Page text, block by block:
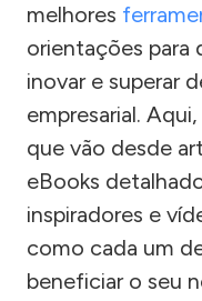
melhores
orientações para
inovar e superar
empresarial.
que vão desde
eBooks
inspiradores e
como cada um
beneficiar o seu